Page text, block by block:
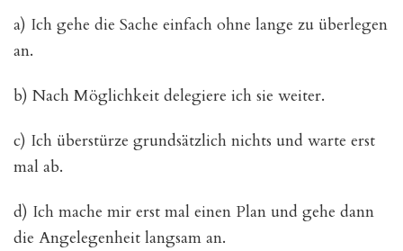
a) Ich gehe die Sache einfach ohne lange zu überlegen
an.
b) Nach Möglichkeit delegiere ich sie weiter.
c) Ich überstürze grundsätzlich nichts und warte erst
mal ab.
d) Ich mache mir erst mal einen Plan und gehe dann
die Angelegenheit langsam an.